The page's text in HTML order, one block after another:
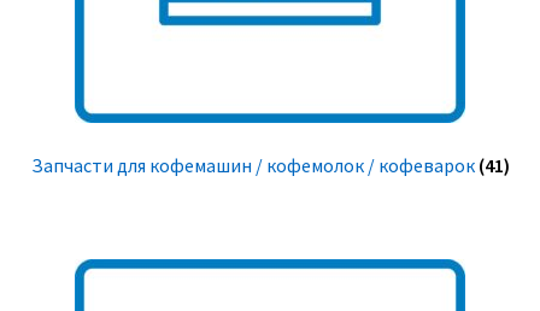
Запчасти для кофемашин / кофемолок / кофеварок (41)